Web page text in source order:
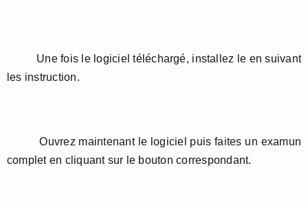
Une fois le logiciel téléchargé, installez le en suivant
les instruction.
Ouvrez maintenant le logiciel puis faites un examun
complet en cliquant sur le bouton correspondant.